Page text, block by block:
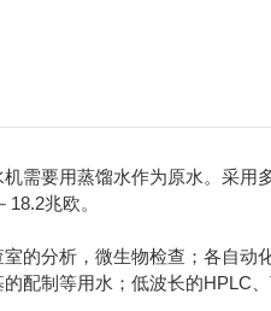
要用蒸馏水作为原水。采用
兆欧。
分析，微生物检查；各自动
制等用水；低波长的HPLC